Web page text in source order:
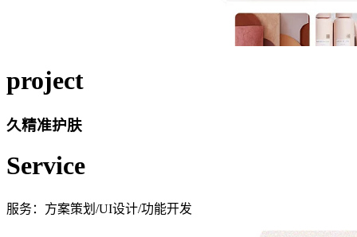
project
久精准护肤
Service
服务：方案策划/UI设计/功能开发